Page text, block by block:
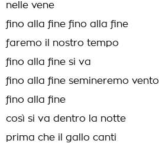
nelle vene
fino alla fine fino alla fine
faremo il nostro tempo
fino alla fine si va
fino alla fine semineremo vento
fino alla fine
così si va dentro la notte
prima che il gallo canti